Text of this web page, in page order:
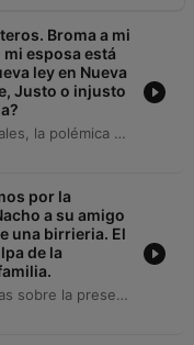
Broma a mi
esposa está
ley en Nueva
Justo o injusto
El programa inicia con anécdotas personales, la polémica de Charly Saá sobre temas fiscales y una broma telefónica, seguido de un debate intenso sobre la ley de muerte asistida en Nueva York y sus implicaciones éticas. A través de llamadas en vivo, se discuten temas de salud, emprendimiento local y noticias de actualidad, incluyendo la crisis del aguacate en Michoacán y testimonios de trabajadores migrantes. El episodio concluye con dinámicas de citas, historias de emprendedores en Las Vegas y asesoría legal sobre inmigración.
por la
a su amigo
una birrieria. El
de la
El episodio aborda desde alertas sanitarias sobre la presencia de salmonella en vegetales en Estados Unidos hasta profundos debates sobre cómo el fanatismo religioso puede generar divisiones familiares. A través de reflexiones y anécdotas, se analiza el impacto de las creencias en la unidad del hogar. Asimismo, el programa brinda un espacio para el emprendimiento y la comunidad, presentando historias de superación como la del Chef Omar y promoviendo servicios locales, desde barberías hasta rentas de habitación. El episodio concluye con consejos legales prácticos sobre cómo actuar ante accidentes por negligencia.